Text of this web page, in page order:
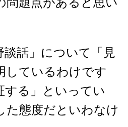
話」について「見
しているわけです
する」といってい
た態度だといわなけ